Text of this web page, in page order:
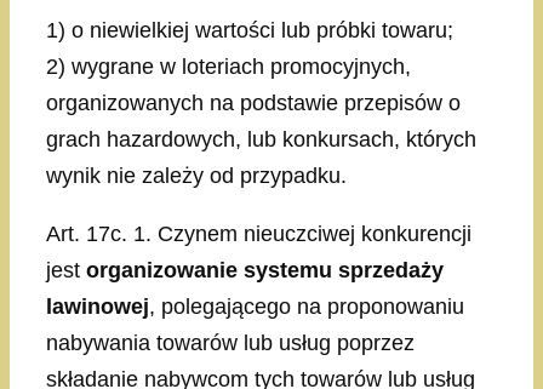
1) o niewielkiej wartości lub próbki towaru;
2) wygrane w loteriach promocyjnych,
organizowanych na podstawie przepisów o
grach hazardowych, lub konkursach, których
wynik nie zależy od przypadku.
Art. 17c. 1. Czynem nieuczciwej konkurencji
jest organizowanie systemu sprzedaży
lawinowej, polegającego na proponowaniu
nabywania towarów lub usług poprzez
składanie nabywcom tych towarów lub usług